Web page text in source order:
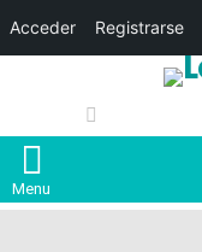
Menu
Acceder Registrarse